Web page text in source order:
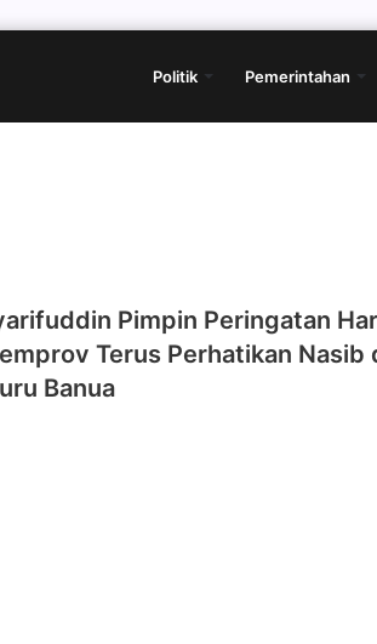
Politik Pemerintahan
Pimpin Peringatan
Terus Perhatikan Nasib
Banua